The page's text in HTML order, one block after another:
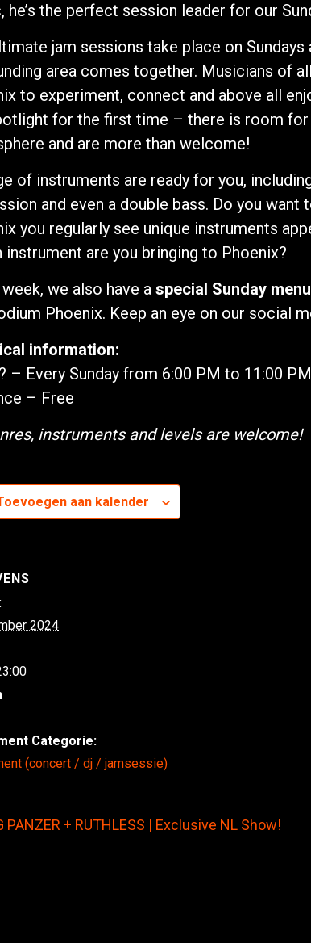
he’s the perfect session leader for our
jam sessions take place on
area comes together. Musicians of
to experiment, connect and above all
for the first time – there is room
and are more than welcome!
of instruments are ready for you,
and even a double bass. Do you
you regularly see unique instruments
instrument are you bringing to Phoenix?
week, we also have a special Sunday menu
Phoenix. Keep an eye on our social
information:
– Every Sunday from 6:00 PM to 11:00 PM
– Free
instruments and levels are welcome!
aan kalender
2024
Categorie:
(concert / dj / jamsessie)
PANZER + RUTHLESS | Exclusive NL Show!